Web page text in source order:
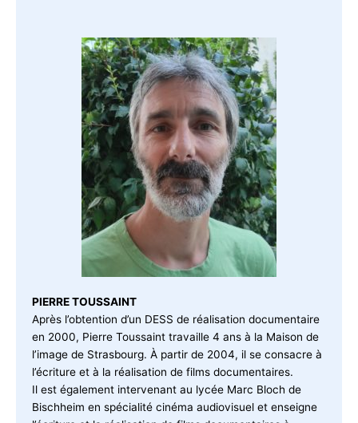
PIERRE TOUSSAINT
Après l’obtention d’un DESS de réalisation documentaire
en 2000, Pierre Toussaint travaille 4 ans à la Maison de
l’image de Strasbourg. À partir de 2004, il se consacre à
l’écriture et à la réalisation de films documentaires.
Il est également intervenant au lycée Marc Bloch de
Bischheim en spécialité cinéma audiovisuel et enseigne